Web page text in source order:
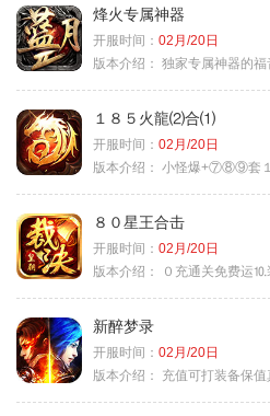
烽火专属神器
开服时间： 02月/20日
版本介绍： 独家专属神器的福
１８５火龍⑵合⑴
开服时间： 02月/20日
版本介绍： 小怪爆+⑦⑧⑨套１
８０星王合击
开服时间： 02月/20日
版本介绍：
０充通关免费运⒑
新醉梦录
开服时间： 02月/20日
版本介绍：
充值可打装备保